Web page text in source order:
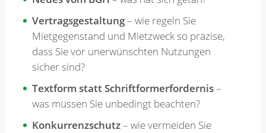
Vertragsgestaltung– wie regeln Sie
Mietgegenstand und Mietzweck so präzise,
dass Sie vor unerwünschten Nutzungen
sicher sind?
Textform statt Schriftformerfordernis–
was müssen Sie unbedingt beachten?
Konkurrenzschutz– wie vermeiden Sie